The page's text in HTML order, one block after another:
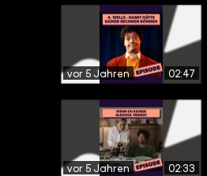
vor 5 Jahren 02:47
vor 5 Jahren 02:33